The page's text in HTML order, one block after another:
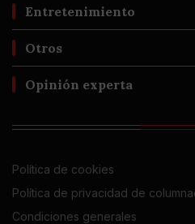
Entretenimiento
Otros
Opinión experta
Política de cookies
Política de privacidad de
Condiciones generales